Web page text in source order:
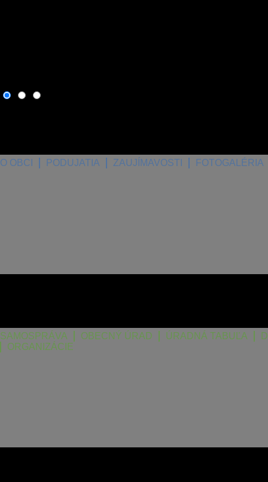
O OBCI PODUJATIA ZAUJÍMAVOSTI FOTOGALÉRIA
SAMOSPRÁVA OBECNÝ ÚRAD ÚRADNÁ TABUĽA
ORGANIZÁCIE